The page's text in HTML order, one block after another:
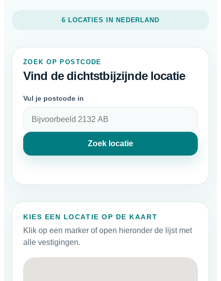
6 LOCATIES IN NEDERLAND
ZOEK OP POSTCODE
Vind de dichtstbijzijnde locatie
Vul je postcode in
Zoek locatie
KIES EEN LOCATIE OP DE KAART
Klik op een marker of open hieronder de lijst met
alle vestigingen.